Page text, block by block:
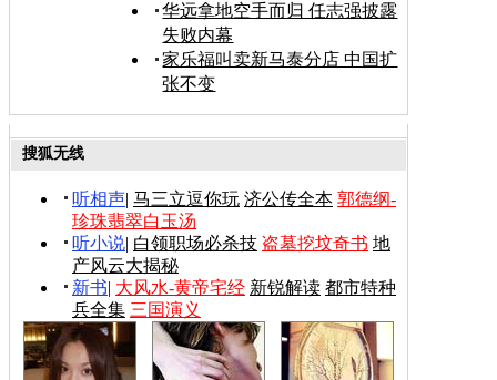
华远拿地空手而归 任志强披露
失败内幕
家乐福叫卖新马泰分店 中国扩
张不变
搜狐无线
听相声| 马三立逗你玩 济公传全本 郭德纲-
珍珠翡翠白玉汤
听小说| 白领职场必杀技 盗墓挖坟奇书 地
产风云大揭秘
新书| 大风水-黄帝宅经 新锐解读 都市特种
兵全集 三国演义